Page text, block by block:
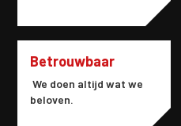
Betrouwbaar
We doen altijd wat we
beloven.